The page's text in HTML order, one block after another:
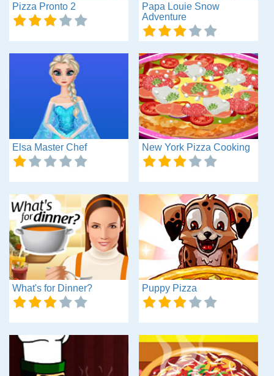
Pizza Pronto 2
Papa Louie Snow
Adventure
Elsa Master Chef New York Pizza Cooking
What's for Dinner? Puppy Pizza